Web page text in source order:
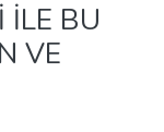
İLE BU
VE